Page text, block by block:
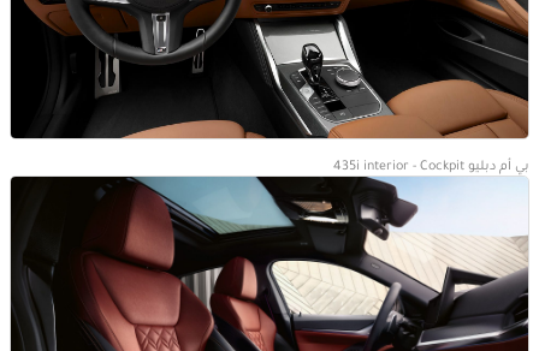
بي أم دبليو 435i interior - Cockpit